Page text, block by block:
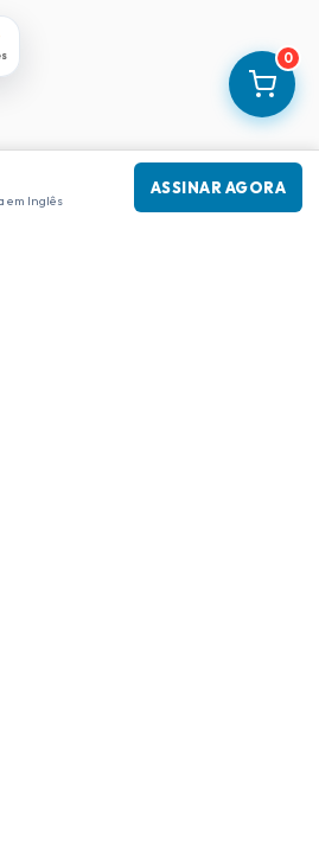
0
em Inglês
ASSINAR AGORA